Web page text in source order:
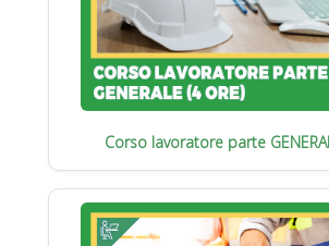
Corso lavoratore parte